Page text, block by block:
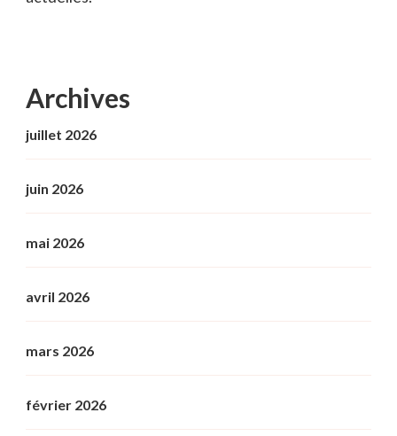
Archives
juillet 2026
juin 2026
mai 2026
avril 2026
mars 2026
février 2026